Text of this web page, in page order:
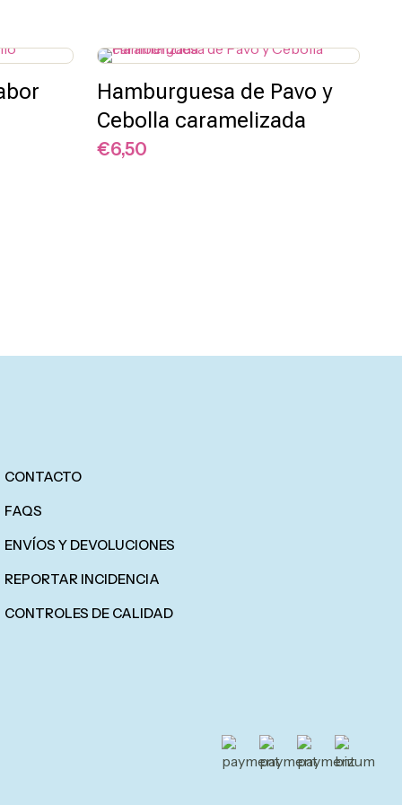
Hamburguesa de Pavo y
Cebolla caramelizada
€6,50
CONTACTO
FAQS
ENVÍOS Y DEVOLUCIONES
REPORTAR INCIDENCIA
CONTROLES DE CALIDAD